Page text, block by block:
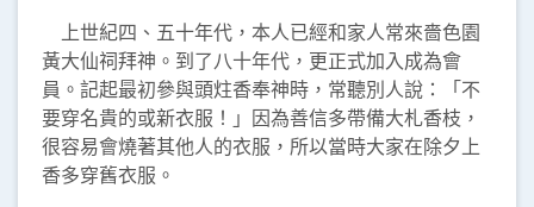
上世紀四、五十年代，本人已經和家人常來嗇色園
黃大仙祠拜神。到了八十年代，更正式加入成為會
員。記起最初參與頭炷香奉神時，常聽別人說：「不
要穿名貴的或新衣服！」因為善信多帶備大札香枝，
很容易會燒著其他人的衣服，所以當時大家在除夕上
香多穿舊衣服。